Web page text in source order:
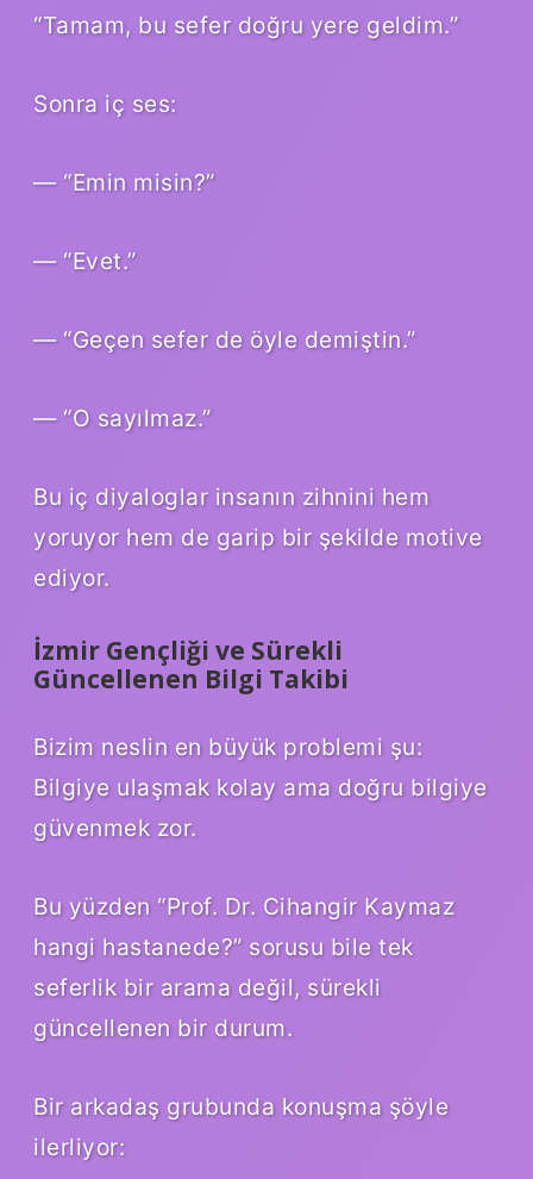
“Tamam, bu sefer doğru yere geldim.”
Sonra iç ses:
— “Emin misin?”
— “Evet.”
— “Geçen sefer de öyle demiştin.”
— “O sayılmaz.”
Bu iç diyaloglar insanın zihnini hem
yoruyor hem de garip bir şekilde motive
ediyor.
İzmir Gençliği ve Sürekli
Güncellenen Bilgi Takibi
Bizim neslin en büyük problemi şu:
Bilgiye ulaşmak kolay ama doğru bilgiye
güvenmek zor.
Bu yüzden “Prof. Dr. Cihangir Kaymaz
hangi hastanede?” sorusu bile tek
seferlik bir arama değil, sürekli
güncellenen bir durum.
Bir arkadaş grubunda konuşma şöyle
ilerliyor: